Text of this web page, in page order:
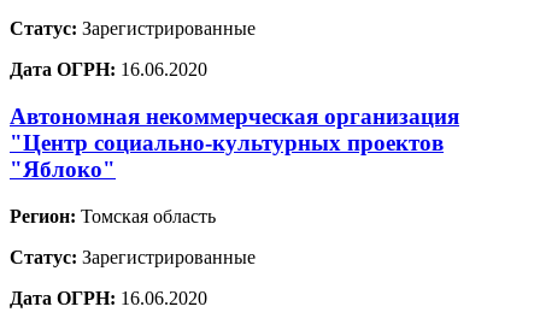
Статус: Зарегистрированные
Дата ОГРН: 16.06.2020
Автономная некоммерческая организация
"Центр социально-культурных проектов
"Яблоко"
Регион: Томская область
Статус: Зарегистрированные
Дата ОГРН: 16.06.2020